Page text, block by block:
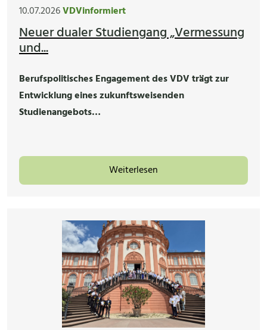
10.07.2026VDVinformiert
Neuer dualer Studiengang „Vermessung
und...
Berufspolitisches Engagement des VDV trägt zur
Entwicklung eines zukunftsweisenden
Studienangebots…
Weiterlesen